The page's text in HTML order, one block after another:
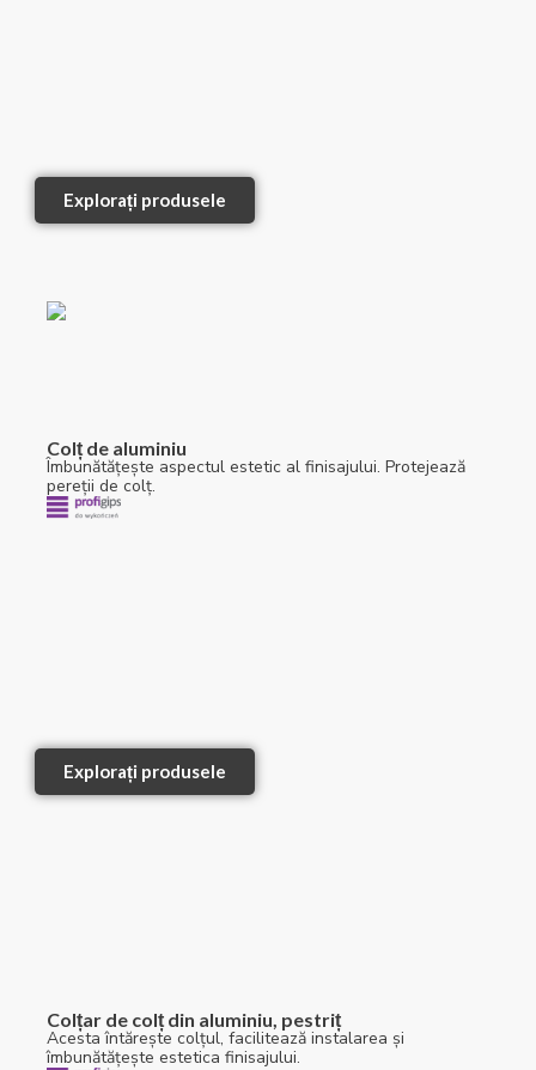
Explorați produsele
Colț de aluminiu
Îmbunătățește aspectul estetic al finisajului. Protejează
pereții de colț.
Explorați produsele
Colțar de colț din aluminiu, pestriț
Acesta întărește colțul, facilitează instalarea și
îmbunătățește estetica finisajului.